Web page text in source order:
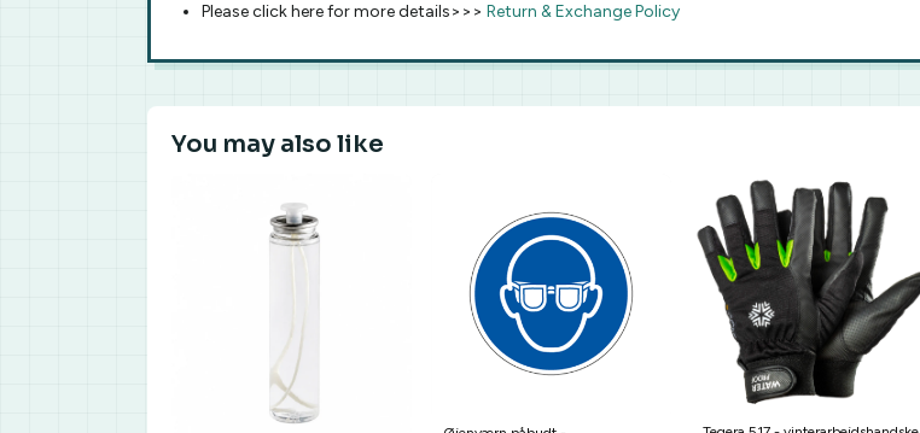
Please click here for more details>>> Return & Exchange Policy
You may also like